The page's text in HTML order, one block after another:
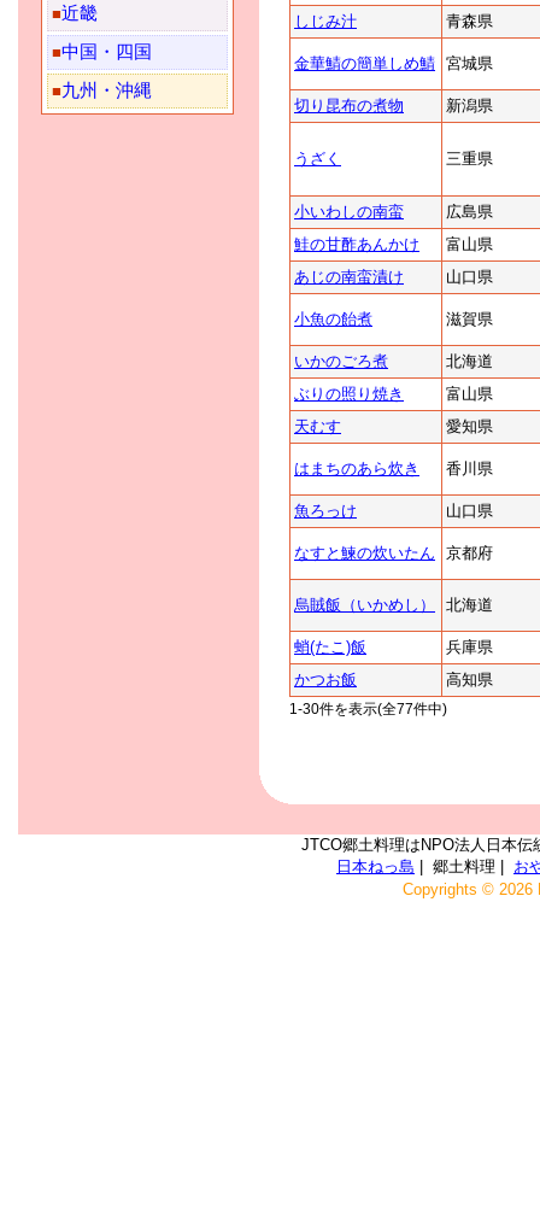
■近畿
■中国・四国
■九州・沖縄
しじみ汁
青森県
金華鯖の簡単しめ鯖 宮城県
切り昆布の煮物 新潟県
うざく 三重県
小いわしの南蛮
広島県
鮭の甘酢あんかけ
富山県
あじの南蛮漬け
山口県
小魚の飴煮 滋賀県
いかのごろ煮
北海道
ぶりの照り焼き
富山県
天むす
愛知県
はまちのあら炊き 香川県
魚ろっけ 山口県
なすと鰊の炊いたん 京都府
烏賊飯（いかめし） 北海道
蛸(たこ)飯
兵庫県
かつお飯
高知県
1-30件を表示(全77件中)
JTCO郷土料理はNPO法人日本
日本ねっ島 | 郷土料理 | お
Copyrights © 2026